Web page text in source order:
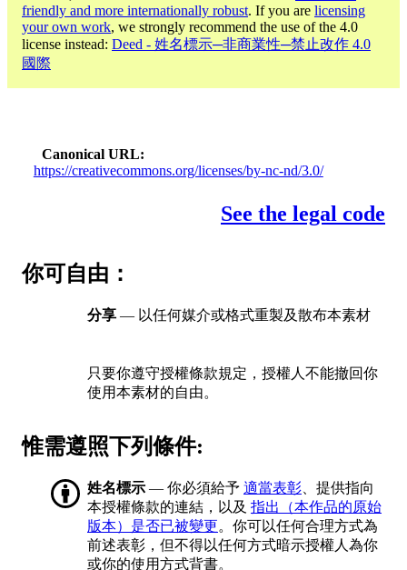
friendly and more internationally robust. If you are licensing
your own work, we strongly recommend the use of the 4.0
license instead: Deed - 姓名標示─非商業性─禁止改作 4.0
國際
Canonical URL
https://creativecommons.org/licenses/by-nc-nd/3.0/
See the legal code
你可自由：
分享 — 以任何媒介或格式重製及散布本素材
只要你遵守授權條款規定，授權人不能撤回你
使用本素材的自由。
惟需遵照下列條件:
姓名標示 — 你必須給予 適當表彰 、提供指向
本授權條款的連結，以及 指出（本作品的原始
版本）是否已被變更。你可以任何合理方式為
前述表彰，但不得以任何方式暗示授權人為你
或你的使用方式背書。